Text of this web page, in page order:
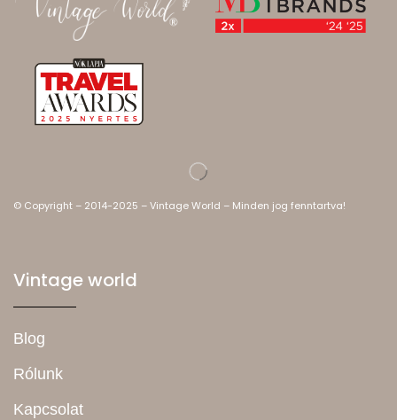
© Copyright – 2014-2025 – Vintage World – Minden jog fenntartva!
Vintage world
Blog
Rólunk
Kapcsolat